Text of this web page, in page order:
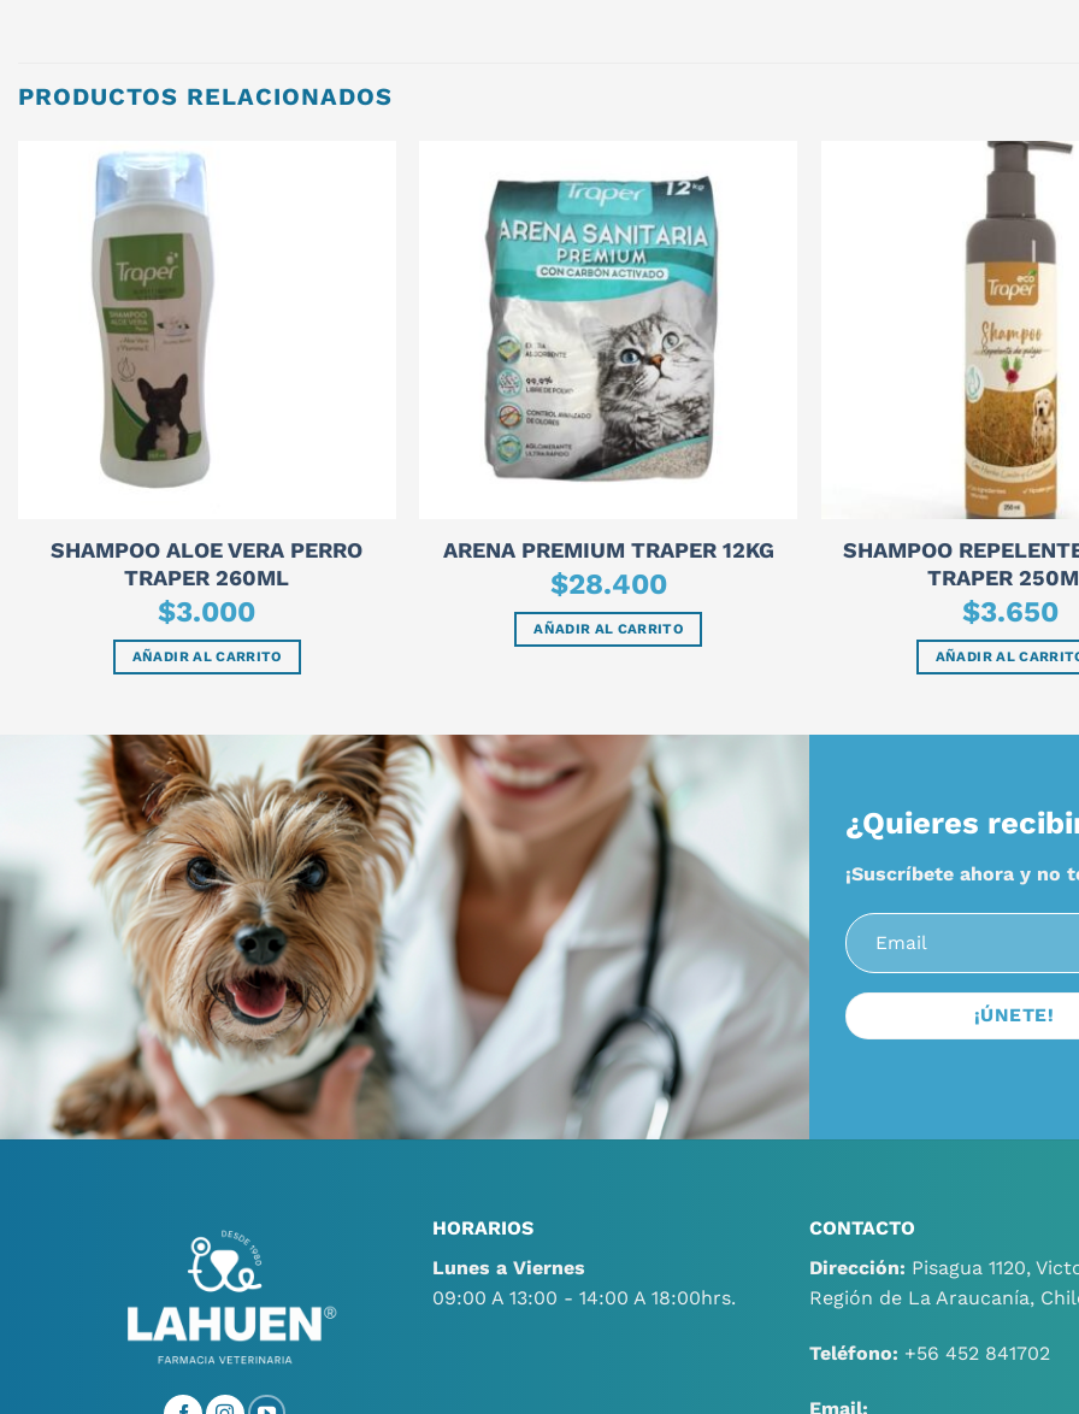
PRODUCTOS RELACIONADOS
SHAMPOO ALOE VERA PERRO
TRAPER 260ML
$3.000
AÑADIR AL CARRITO
ARENA PREMIUM TRAPER 12KG
$28.400
AÑADIR AL CARRITO
SHAMPOO
TRAPER
$3.650
AÑADIR AL
¿Quieres
¡Suscríbete ahora y no
HORARIOS
Lunes a Viernes
09:00 A 13:00 - 14:00 A 18:00hrs.
CONTACTO
Dirección: Pisagua 1120,
Región de La Araucanía,
Teléfono: +56 452 841702
Email: